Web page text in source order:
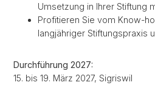
Umsetzung in Ihrer Stiftung
Profitieren Sie vom Know-
langjähriger Stiftungspraxis
Durchführung 2027:
15. bis 19. März 2027, Sigriswil